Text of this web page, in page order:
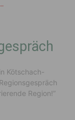
in Kötschach-
Region!”